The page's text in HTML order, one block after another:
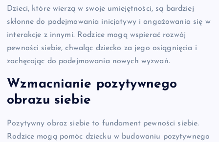
Dzieci, które wierzą w swoje umiejętności, są bardziej
skłonne do podejmowania inicjatywy i angażowania się w
interakcje z innymi. Rodzice mogą wspierać rozwój
pewności siebie, chwaląc dziecko za jego osiągnięcia i
zachęcając do podejmowania nowych wyzwań.
Wzmacnianie pozytywnego
obrazu siebie
Pozytywny obraz siebie to fundament pewności siebie.
Rodzice mogą pomóc dziecku w budowaniu pozytywnego